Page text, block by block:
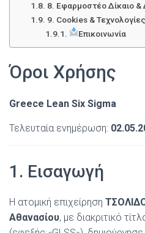
8. Εφαρμοστέο Δίκαιο &
9. Cookies &
Επικοινωνία
Όροι Χρήσης
Greece Lean Six Sigma
Τελευταία ενημέρωση:
1. Εισαγωγή
Η ατομική επιχείρηση
Αθανασίου, με διακριτικό